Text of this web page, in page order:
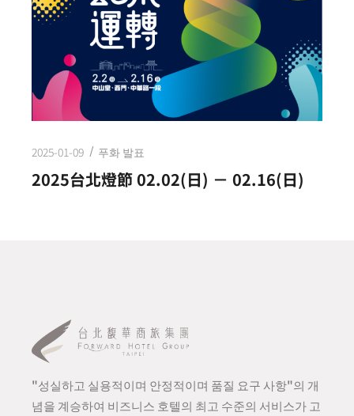
2025-01-09 푸화 발표
2025台北燈節 02.02(日) － 02.16(日)
"성실하고 실용적이며 안정적이며 품질 요구 사항"의 개
념을 계승하여 비즈니스 호텔의 최고 수준의 서비스가 고